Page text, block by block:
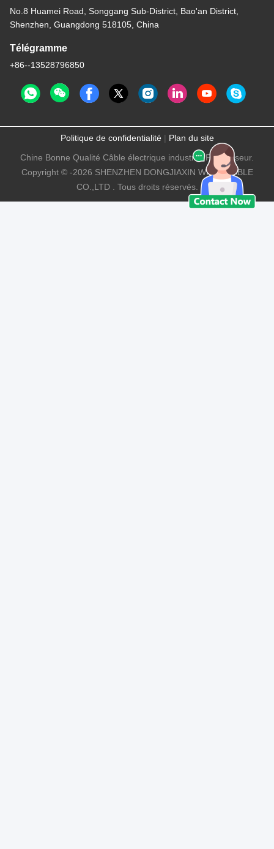
No.8 Huamei Road, Songgang Sub-District, Bao'an District,
Shenzhen, Guangdong 518105, China
Télégramme
+86--13528796850
Politique de confidentialité| Plan du site
Chine Bonne Qualité Câble électrique industriel Fournisseur.
Copyright © -2026 SHENZHEN DONGJIAXIN WIRE&CABLE
CO.,LTD . Tous droits réservés.